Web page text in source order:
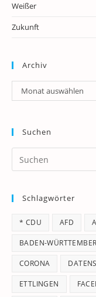
Weißer
Zukunft
Archiv
Archiv
Monat auswählen
Suchen
Schlagwörter
* CDU AFD
BADEN-
CORONA
ETTLINGEN